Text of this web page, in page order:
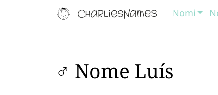
Nomi
♂ Nome Luís